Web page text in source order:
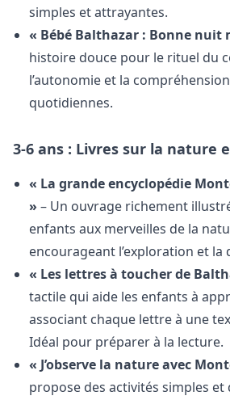
simples et attrayantes.
« Bébé Balthazar : Bonne nuit
histoire douce pour le rituel du
l’autonomie et la
quotidiennes.
3-6 ans : Livres sur la nature
« La grande encyclopédie
» – Un ouvrage richement
enfants aux merveilles de la
encourageant l’exploration et la
« Les lettres à toucher de
tactile qui aide les enfants à
associant chaque lettre à une
Idéal pour préparer à la lecture.
« J’observe la nature avec
propose des activités simples et